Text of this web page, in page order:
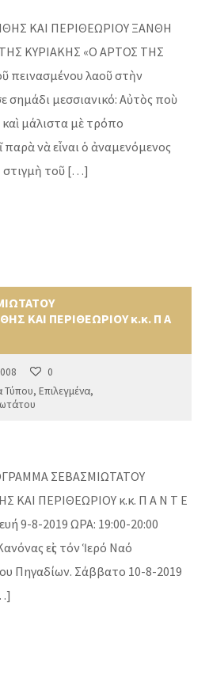
ΚΑΙ ΠΕΡΙΘΕΩΡΙΟΥ ΞΑΝΘΗ
ΚΥΡΙΑΚΗΣ «Ο ΑΡΤΟΣ ΤΗΣ
πεινασμένου λαοῦ στὴν
σημάδι μεσσιανικό: Αὐτὸς ποὺ
μάλιστα μὲ τρόπο
νὰ εἶναι ὁ ἀναμενόμενος
στιγμὴ τοῦ […]
ΚΑΙ ΠΕΡΙΘΕΩΡΙΟΥ κ.κ. Π Α
0
Τύπου,Επιλεγμένα,
ΣΕΒΑΣΜΙΩΤΑΤΟΥ
ΚΑΙ ΠΕΡΙΘΕΩΡΙΟΥ κ.κ. Π Α Ν Τ Ε
9-8-2019 ΩΡΑ: 19:00-20:00
εἰς τόν Ἱερό Ναό
Πηγαδίων. Σάββατο 10-8-2019